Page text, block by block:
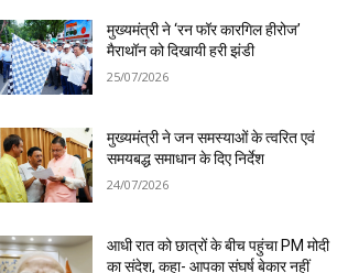
मुख्यमंत्री ने ‘रन फॉर कारगिल हीरोज’
मैराथॉन को दिखायी हरी झंडी
25/07/2026
मुख्यमंत्री ने जन समस्याओं के त्वरित एवं
समयबद्ध समाधान के दिए निर्देश
24/07/2026
आधी रात को छात्रों के बीच पहुंचा PM मोदी
का संदेश, कहा- आपका संघर्ष बेकार नहीं